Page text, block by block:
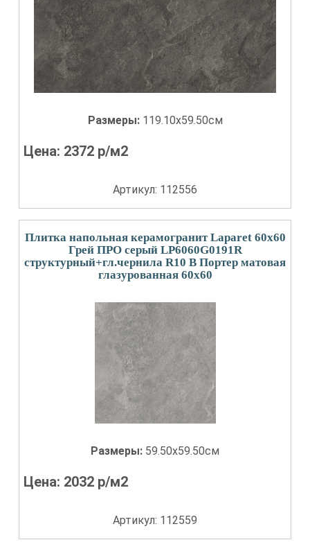
Размеры: 119.10x59.50см
Цена: 2372 р/м2
Артикул: 112556
Плитка напольная керамогранит Laparet 60x60
Грей ПРО серый LP6060G0191R
структурный+гл.чернила R10 B Портер матовая
глазурованная 60x60
Размеры: 59.50x59.50см
Цена: 2032 р/м2
Артикул: 112559